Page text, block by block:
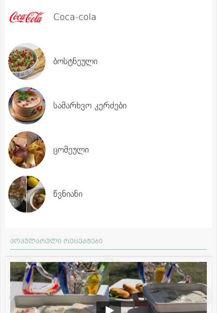
Coca-cola
ბოსტნეული
სამარხვო კერძები
ცომეული
წვნიანი
პოპულარული რეცეპტები